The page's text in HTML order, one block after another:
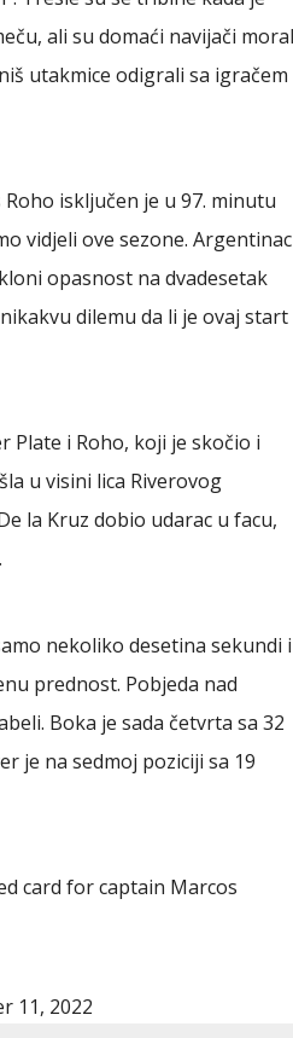
ali su domaći navijači
utakmice odigrali sa igračem
isključen je u 97. minutu
vidjeli ove sezone. Argentinac
opasnost na dvadesetak
dilemu da li je ovaj start
Plate i Roho, koji je skočio i
u visini lica Riverovog
la Kruz dobio udarac u facu,
nekoliko desetina sekundi i
prednost. Pobjeda nad
Boka je sada četvrta sa 32
je na sedmoj poziciji sa 19
card for captain Marcos
11, 2022